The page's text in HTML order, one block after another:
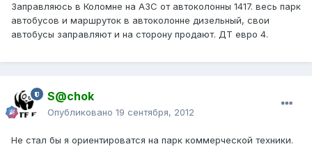
Заправляюсь в Коломне на АЗС от автоколонны 1417. весь парк
автобусов и маршруток в автоколонне дизельный, свои
автобусы заправляют и на сторону продают. ДТ евро 4.
S@chok
Опубликовано 19 сентября, 2012
Не стал бы я ориентироватся на парк коммерческой техники.